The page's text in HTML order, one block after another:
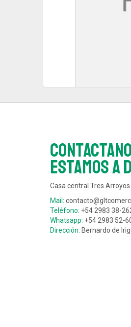
estamos a
Casa central Tres Arroyos
Mail:
Teléfono: +54 2983 38-
Whatsapp: +54 2983 52-
Dirección: Bernardo de